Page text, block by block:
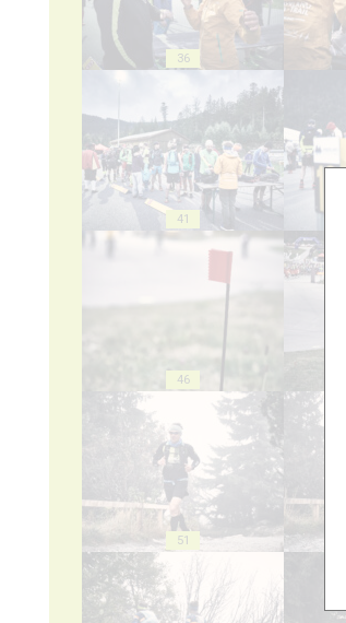
36
41
46
51